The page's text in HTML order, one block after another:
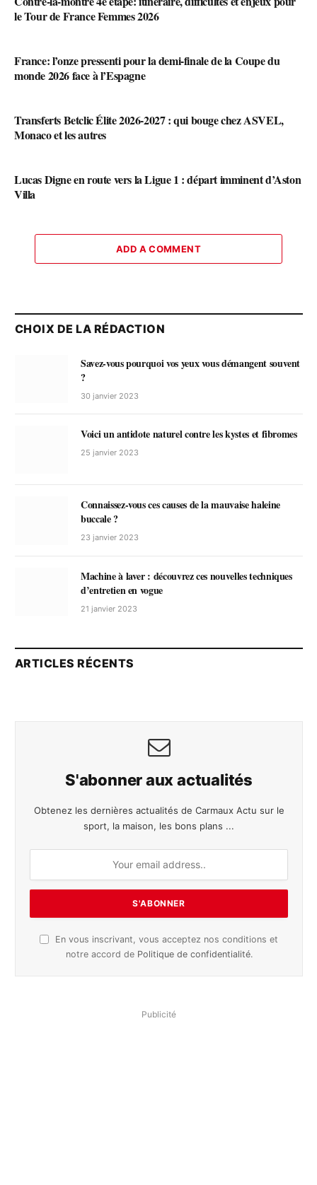
le Tour de France Femmes 2026
France: l’onze pressenti pour la demi-finale de la Coupe du
monde 2026 face à l’Espagne
Transferts Betclic Élite 2026-2027 : qui bouge chez ASVEL,
Monaco et les autres
Lucas Digne en route vers la Ligue 1 : départ imminent d’Aston
Villa
ADD A COMMENT
CHOIX DE LA RÉDACTION
Savez-vous pourquoi vos yeux vous démangent souvent
?
30 janvier 2023
Voici un antidote naturel contre les kystes et fibromes
25 janvier 2023
Connaissez-vous ces causes de la mauvaise haleine
buccale ?
23 janvier 2023
Machine à laver : découvrez ces nouvelles techniques
d’entretien en vogue
21 janvier 2023
ARTICLES RÉCENTS
S'abonner aux actualités
Obtenez les dernières actualités de Carmaux Actu sur le
sport, la maison, les bons plans ...
En vous inscrivant, vous acceptez nos conditions et
notre accord de Politique de confidentialité.
Publicité